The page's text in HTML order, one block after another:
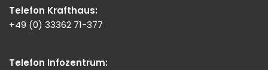
Telefon Krafthaus:
+49 (0) 33362 71-377
Telefon Infozentrum: